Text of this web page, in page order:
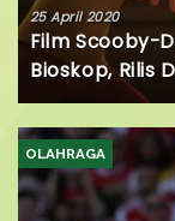
25 April 2020
Film Scooby-
Bioskop, Rilis
OLAHRAGA